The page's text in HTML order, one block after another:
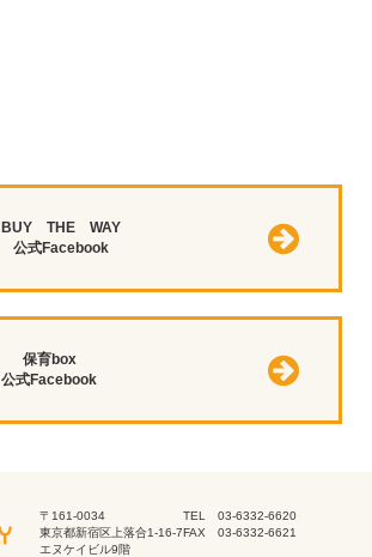
BUY THE WAY
公式Facebook
保育box
公式Facebook
〒161-0034
東京都新宿区上落合1-16-7
エヌケイビル9階
TEL 03-6332-6620
FAX 03-6332-6621